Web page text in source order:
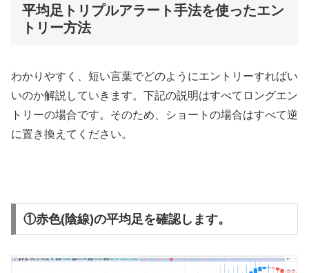
平均足トリプルアラート手法を使ったエン
トリー方法
わかりやすく、短い言葉でどのようにエントリーすればい
いのか解説していきます。下記の説明はすべてロングエン
トリーの場合です。そのため、ショートの場合はすべて逆
に置き換えてください。
①赤色(陰線)の平均足を確認します。